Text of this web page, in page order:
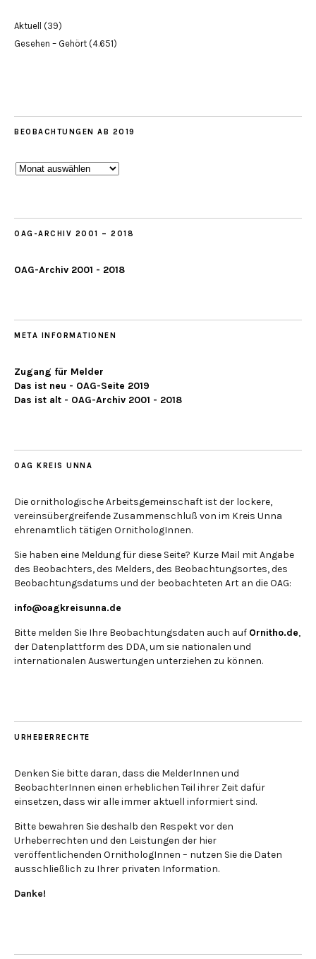
Aktuell (39)
Gesehen – Gehört (4.651)
BEOBACHTUNGEN AB 2019
Beobachtungen
OAG-ARCHIV 2001 – 2018
OAG-Archiv 2001 - 2018
META INFORMATIONEN
Zugang für Melder
Das ist neu - OAG-Seite 2019
Das ist alt - OAG-Archiv 2001 - 2018
OAG KREIS UNNA
Die ornithologische Arbeitsgemeinschaft ist der lockere,
vereinsübergreifende Zusammenschluß von im Kreis Unna
ehrenamtlich tätigen OrnithologInnen.
Sie haben eine Meldung für diese Seite? Kurze Mail mit Angabe
des Beobachters, des Melders, des Beobachtungsortes, des
Beobachtungsdatums und der beobachteten Art an die OAG:
info@oagkreisunna.de
Bitte melden Sie Ihre Beobachtungsdaten auch auf Ornitho.de,
der Datenplattform des DDA, um sie nationalen und
internationalen Auswertungen unterziehen zu können.
URHEBERRECHTE
Denken Sie bitte daran, dass die MelderInnen und
BeobachterInnen einen erheblichen Teil ihrer Zeit dafür
einsetzen, dass wir alle immer aktuell informiert sind.
Bitte bewahren Sie deshalb den Respekt vor den
Urheberrechten und den Leistungen der hier
veröffentlichenden OrnithologInnen – nutzen Sie die Daten
ausschließlich zu Ihrer privaten Information.
Danke!